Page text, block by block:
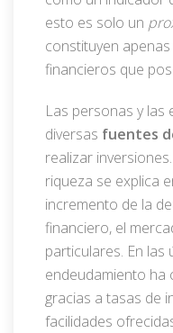
esto es solo un
constituyen
financieros que
Las personas y las
diversas fuentes
realizar
riqueza se explica
incremento de la
financiero, el
particulares. En las
endeudamiento ha
gracias a tasas de
facilidades